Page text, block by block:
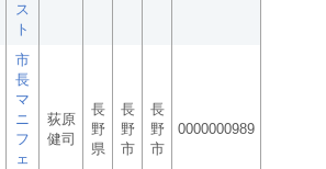
ス
ト
市
長
マ
ニ
フ
ェ
荻原
健司
長
野
県
長
野
市
長
野
市
0000000989